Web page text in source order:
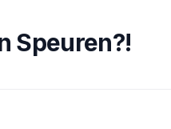
Speuren?!